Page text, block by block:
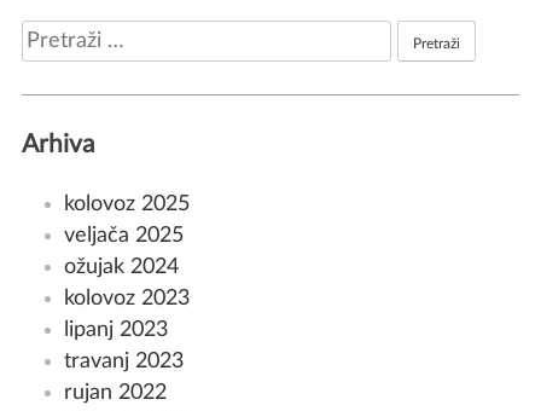
Pretraži:
Arhiva
kolovoz 2025
veljača 2025
ožujak 2024
kolovoz 2023
lipanj 2023
travanj 2023
rujan 2022